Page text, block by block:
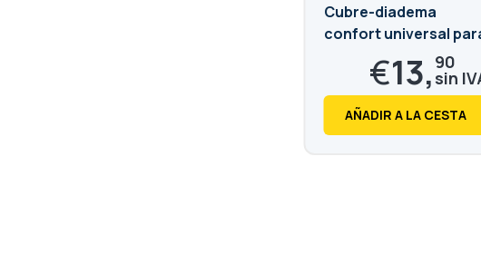
Cubre-diadema
confort universal
casco antirruido
€13, 90
€16,
AÑADIR A LA CESTA